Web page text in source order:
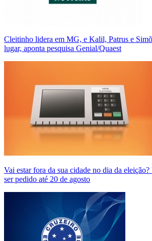
Cleitinho lidera em MG, e Kalil, Patrus e
lugar, aponta pesquisa Genial/Quaest
Vai estar fora da sua cidade no dia da
ser pedido até 20 de agosto